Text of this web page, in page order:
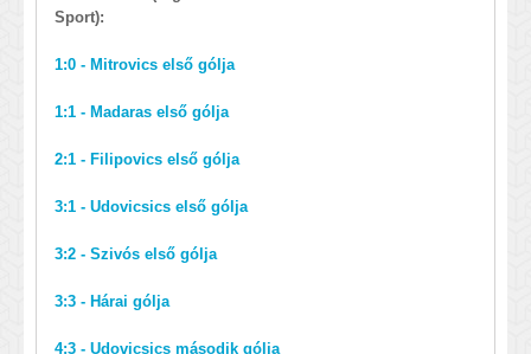
Sport):
1:0 - Mitrovics első gólja
1:1 - Madaras első gólja
2:1 - Filipovics első gólja
3:1 - Udovicsics első gólja
3:2 - Szivós első gólja
3:3 - Hárai gólja
4:3 - Udovicsics második gólja